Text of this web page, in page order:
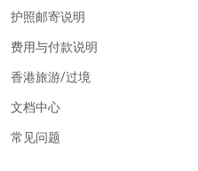
护照邮寄说明
费用与付款说明
香港旅游/过境
文档中心
常见问题